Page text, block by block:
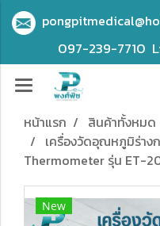
097-239-7710
หน้าแรก สินค้าทั้งหมด
เครื่องวัดอุณหภูมิร่าง
Thermometer รุ่น ET-
New